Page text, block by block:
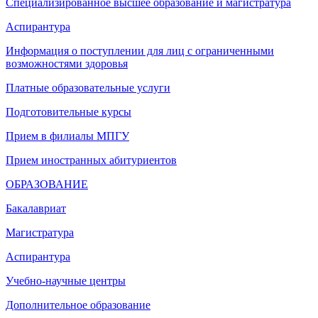
Специализированное высшее образование и магистратура
Аспирантура
Информация о поступлении для лиц с ограниченными
возможностями здоровья
Платные образовательные услуги
Подготовительные курсы
Прием в филиалы МПГУ
Прием иностранных абитуриентов
ОБРАЗОВАНИЕ
Бакалавриат
Магистратура
Аспирантура
Учебно-научные центры
Дополнительное образование